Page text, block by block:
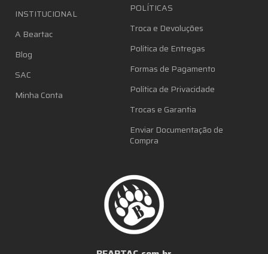
INSTITUCIONAL
A Beartac
Blog
SAC
Minha Conta
POLÍTICAS
Troca e Devoluções
Política de Entregas
Formas de Pagamento
Política de Privacidade
Trocas e Garantia
Enviar Documentação de
Compra